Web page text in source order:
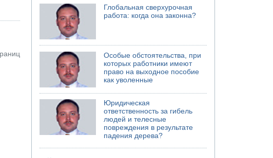
Глобальная сверхурочная
работа: когда она законна?
Особые обстоятельства, при
которых работники имеют
право на выходное пособие
как уволенные
Юридическая
ответственность за гибель
людей и телесные
повреждения в результате
падения дерева?